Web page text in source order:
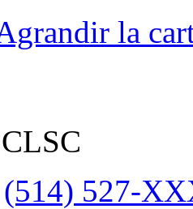
la
(514) 527-